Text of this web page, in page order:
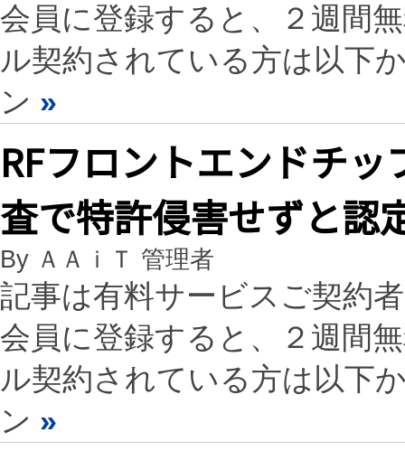
会員に登録すると、２週間
ル契約されている方は以下
ン »
RFフロントエンドチ
査で特許侵害せずと認
By ＡＡｉＴ 管理者
記事は有料サービスご契約
会員に登録すると、２週間
ル契約されている方は以下
ン »